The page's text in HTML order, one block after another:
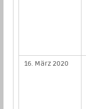
16. März 2020